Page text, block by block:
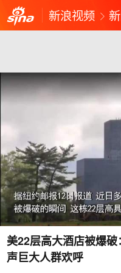
新浪视频
美22层高大酒店被爆
声巨大人群欢呼